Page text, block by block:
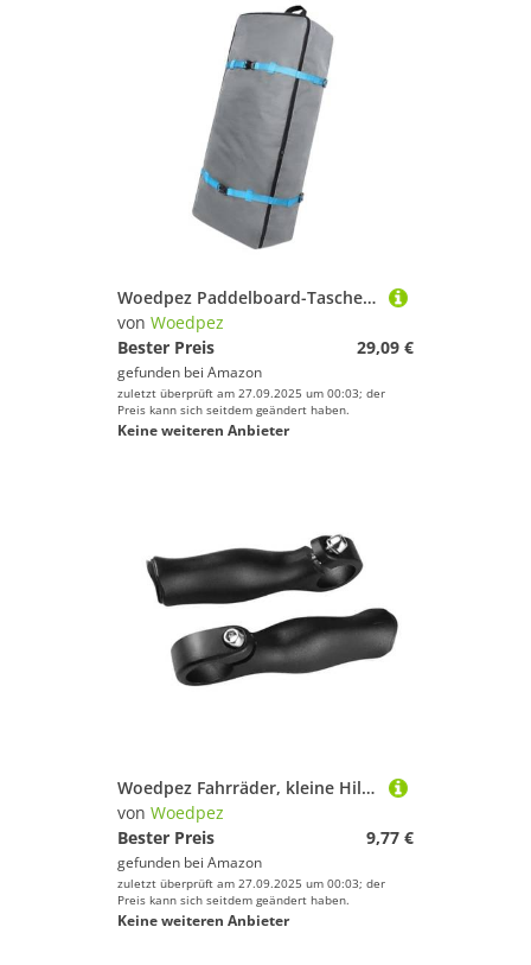
Woedpez Paddelboard-Tasche mit Schultergurten, einfacher Transport, Paddleboard-Aufbewahrung, Paddleboard-Rucksack, Surfbrett-Zubehör, Paddleboard-Rucksack mit Schultergurten
von Woedpez
Bester Preis
29,09 €
gefunden bei Amazon
zuletzt überprüft am 27.09.2025 um 00:03; der
Preis kann sich seitdem geändert haben.
Keine weiteren Anbieter
Woedpez Fahrräder, kleine Hilfs-Lenker, leicht, Fahrradgriff, Aluminiumlegierung, Mountainbike, Lenkerende, Fahrradteil, rutschfester Fahrradgriff
von Woedpez
Bester Preis
9,77 €
gefunden bei Amazon
zuletzt überprüft am 27.09.2025 um 00:03; der
Preis kann sich seitdem geändert haben.
Keine weiteren Anbieter